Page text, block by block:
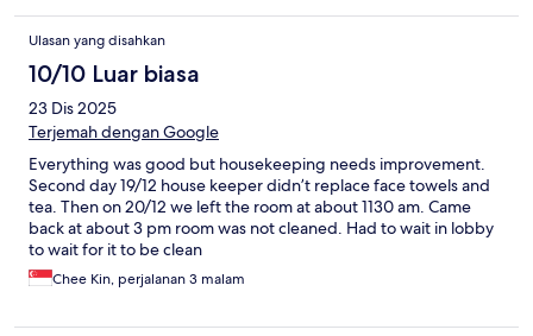
Ulasan yang disahkan
10/10 Luar biasa
23 Dis 2025
Terjemah dengan Google
Everything was good but housekeeping needs improvement.
Second day 19/12 house keeper didn’t replace face towels and
tea. Then on 20/12 we left the room at about 1130 am. Came
back at about 3 pm room was not cleaned. Had to wait in lobby
to wait for it to be clean
Chee Kin, perjalanan 3 malam